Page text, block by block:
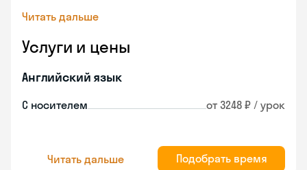
Читать дальше
Услуги и цены
Английский язык
С носителем от 3248 ₽ / урок
Читать дальше Подобрать время